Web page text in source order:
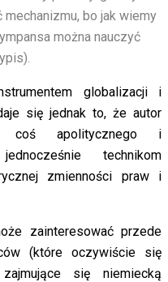
mechanizmu, bo jak wiemy
można nauczyć
globalizacji i
się jednak to, że autor
coś apolitycznego i
technikom
zmienności praw i
zainteresować przede
(które oczywiście się
się niemiecką